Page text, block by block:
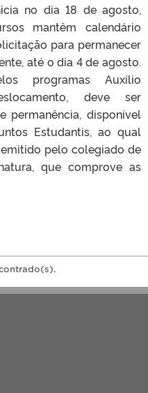
no dia 18 de agosto,
mantêm calendário
para permanecer
até o dia 4 de agosto.
programas Auxílio
deve ser
permanência, disponível
Estudantis, ao qual
pelo colegiado de
que comprove as